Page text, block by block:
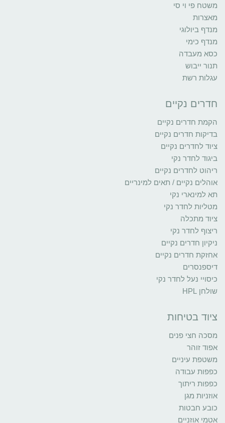
משטח פי וי סי
מאצרות
מנדף ביולוגי
מנדף כימי
כסא מעבדה
תנור ייבוש
עגלות רשת
חדרים נקיים
הקמת חדרים נקיים
בדיקות חדרים נקיים
ציוד לחדרים נקיים
ביגוד לחדר נקי
ריהוט לחדרים נקיים
אוהלים נקיים / תאים למינריים
תא למינארי נקי
מטליות לחדר נקי
ציוד מתכלה
ריצוף לחדר נקי
ניקיון חדרים נקיים
אחזקת חדרים נקיים
דיספנסרים
כיסויי נעל לחדר נקי
שולחן HPL
ציוד בטיחות
מסכה חצי פנים
אפוד זוהר
משטפת עיניים
כפפות עבודה
כפפות ריתוך
אוזניות מגן
כובע חבטות
אטמי אוזניים